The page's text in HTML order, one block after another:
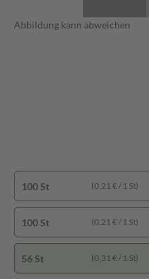
Abbildung kann abweichen
100 St (0,21 € / 1 St)
100 St (0,21 € / 1 St)
56 St (0,31 € / 1 St)